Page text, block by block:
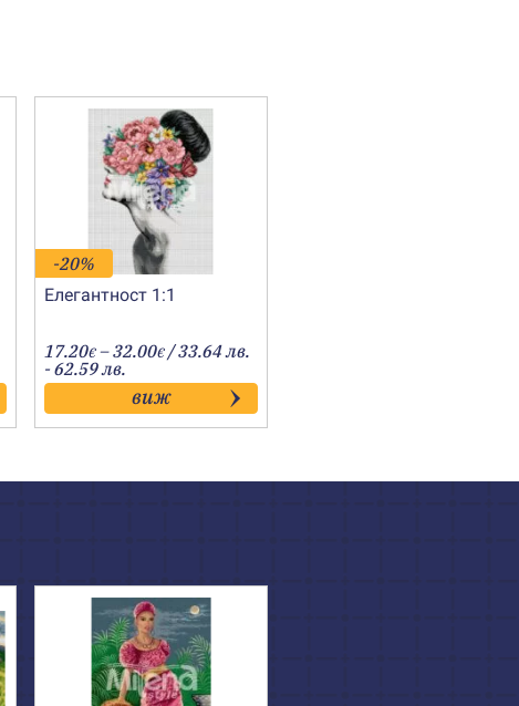
-20%
Елегантност 1:1
17.20€ –32.00€Price
range:
17.20€
through
32.00€
/ 33.64 лв.
- 62.59 лв.
виж